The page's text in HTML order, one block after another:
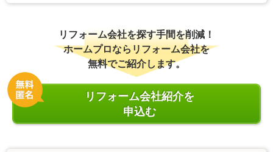
リフォーム会社を探す手間を削減！
ホームプロならリフォーム会社を
無料でご紹介します。
リフォーム会社紹介を
申込む